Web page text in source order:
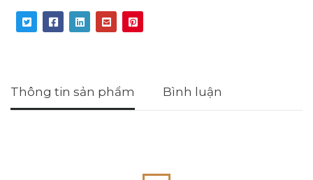
Thông tin sản phẩm Bình luận